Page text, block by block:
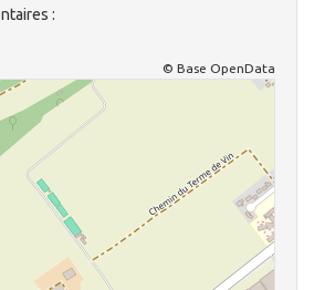
:
© Base OpenData